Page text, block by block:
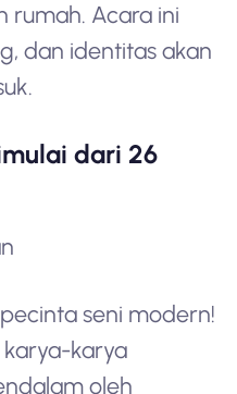
rumah. Acara ini
dan identitas akan
dari 26
seni modern!
karya
oleh